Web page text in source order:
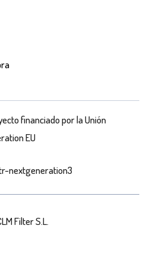
financiado por la Unión
EU
Filter S.L.